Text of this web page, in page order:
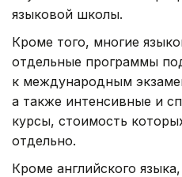
языковой школы.
Кроме того, многие
отдельные программы
к международным
а также интенсивные и
курсы, стоимость
отдельно.
Кроме английского